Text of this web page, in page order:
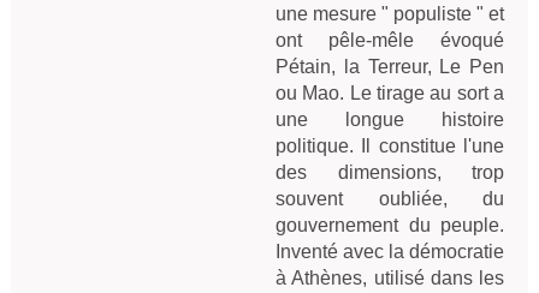
une mesure " populiste " et
ont pêle-mêle évoqué
Pétain, la Terreur, Le Pen
ou Mao. Le tirage au sort a
une longue histoire
politique. Il constitue l'une
des dimensions, trop
souvent oubliée, du
gouvernement du peuple.
Inventé avec la démocratie
à Athènes, utilisé dans les